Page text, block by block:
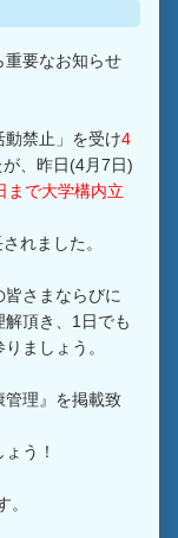
重要なお知らせ
動禁止」を受け4
、昨日(4月7日)
まで大学構内立
れました。
さまならびに
頂き、1日でも
ましょう。
管理』を掲載致
う！